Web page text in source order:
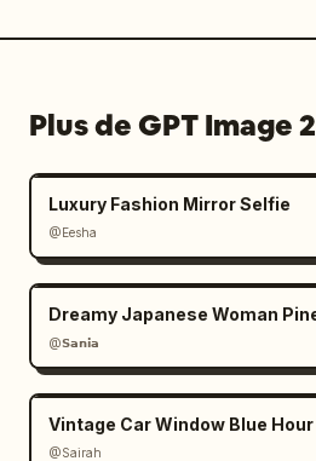
Plus de GPT Image 2
Luxury Fashion Mirror Selfie
@Eesha
Dreamy Japanese Woman
@𝗦𝗮𝗻𝗶𝗮
Vintage Car Window Blue
@Sairah